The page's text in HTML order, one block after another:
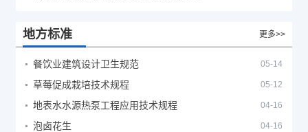
地方标准 更多>>
餐饮业建筑设计卫生规范 05-14
草莓促成栽培技术规程 05-12
地表水水源热泵工程应用技术规程 04-16
泡卤花生 04-16